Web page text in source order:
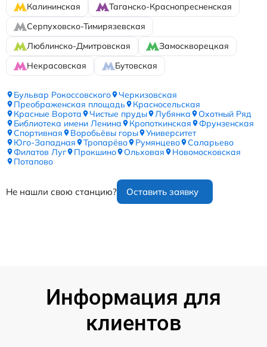
Калининская
Таганско-Краснопресненская
Серпуховско-Тимирязевская
Люблинско-Дмитровская
Замоскворецкая
Некрасовская
Бутовская
Бульвар Рокоссовского
Черкизовская
Преображенская площадь
Красносельская
Красные Ворота
Чистые пруды Лубянка
Охотный Ряд
Библиотека имени Ленина
Кропоткинская
Фрунзенская
Спортивная
Воробьёвы горы
Университет
Юго-Западная
Тропарёво Румянцево
Саларьево
Филатов Луг
Прокшино Ольховая
Новомосковская
Потапово
Не нашли свою станцию? Оставить заявку
Информация для
клиентов